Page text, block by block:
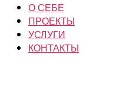
О СЕБЕ
ПРОЕКТЫ
УСЛУГИ
КОНТАКТЫ